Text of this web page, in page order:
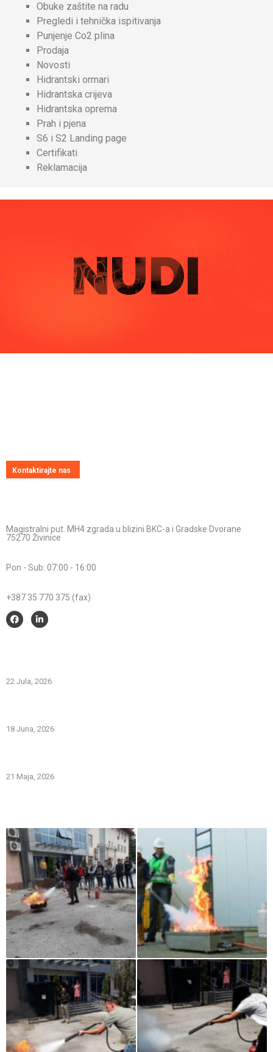
Obuke zaštite na radu
Pregledi i tehnička ispitivanja
Punjenje Co2 plina
Prodaja
Novosti
Hidrantski ormari
Hidrantska crijeva
Hidrantska oprema
Prah i pjena
S6 i S2 Landing page
Certifikati
Reklamacija
Kontaktirajte nas
Magistralni put. MH4 zgrada u blizini BKC-a i Gradske Dvorane
75270 Živinice
Pon - Sub: 07:00 - 16:00
+387 35 770 375 (fax)
22 Jula, 2026
18 Juna, 2026
21 Maja, 2026